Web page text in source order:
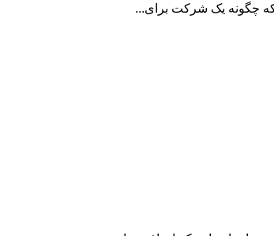
که چگونه یک شرکت برای...